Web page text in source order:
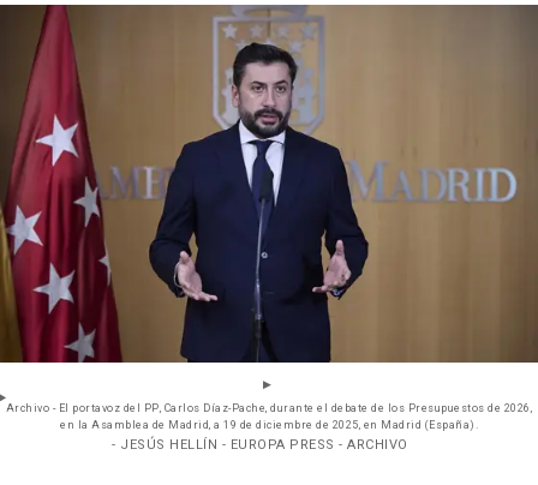
Archivo - El portavoz del PP, Carlos Díaz-Pache, durante el debate de los Presupuestos de 2026,
en la Asamblea de Madrid, a 19 de diciembre de 2025, en Madrid (España).
- JESÚS HELLÍN - EUROPA PRESS - ARCHIVO